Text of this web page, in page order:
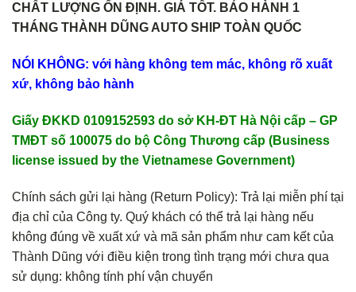
CHẤT LƯỢNG ỔN ĐỊNH. GIÁ TỐT. BẢO HÀNH 1
THÁNG THÀNH DŨNG AUTO SHIP TOÀN QUỐC
NÓI KHÔNG: với hàng không tem mác, không rõ xuất
xứ, không bảo hành
Giấy ĐKKD 0109152593 do sở KH-ĐT Hà Nội cấp – GP
TMĐT số 100075 do bộ Công Thương cấp (Business
license issued by the Vietnamese Government)
Chính sách gửi lại hàng (Return Policy): Trả lại miễn phí tại
địa chỉ của Công ty. Quý khách có thể trả lại hàng nếu
không đúng về xuất xứ và mã sản phẩm như cam kết của
Thành Dũng với điều kiện trong tình trạng mới chưa qua
sử dụng: không tính phí vận chuyển